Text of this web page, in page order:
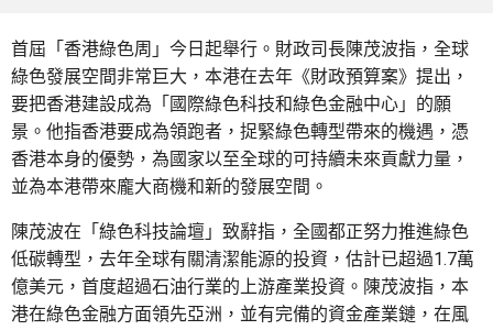
首屆「香港綠色周」今日起舉行。財政司長陳茂波指，全球
綠色發展空間非常巨大，本港在去年《財政預算案》提出，
要把香港建設成為「國際綠色科技和綠色金融中心」的願
景。他指香港要成為領跑者，捉緊綠色轉型帶來的機遇，憑
香港本身的優勢，為國家以至全球的可持續未來貢獻力量，
並為本港帶來龐大商機和新的發展空間。
陳茂波在「綠色科技論壇」致辭指，全國都正努力推進綠色
低碳轉型，去年全球有關清潔能源的投資，估計已超過1.7萬
億美元，首度超過石油行業的上游產業投資。陳茂波指，本
港在綠色金融方面領先亞洲，並有完備的資金產業鏈，在風